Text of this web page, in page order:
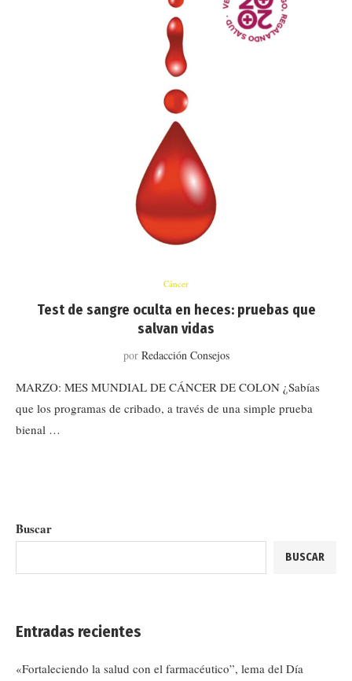
Cáncer
Test de sangre oculta en heces: pruebas que
salvan vidas
por Redacción Consejos
MARZO: MES MUNDIAL DE CÁNCER DE COLON ¿Sabías
que los programas de cribado, a través de una simple prueba
bienal …
Buscar
BUSCAR
Entradas recientes
«Fortaleciendo la salud con el farmacéutico”, lema del Día